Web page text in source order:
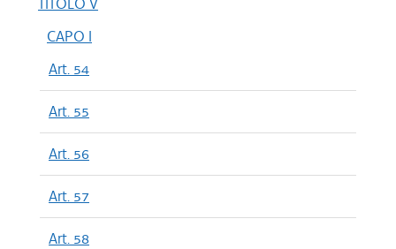
CAPO I
Art. 54
Art. 55
Art. 56
Art. 57
Art. 58